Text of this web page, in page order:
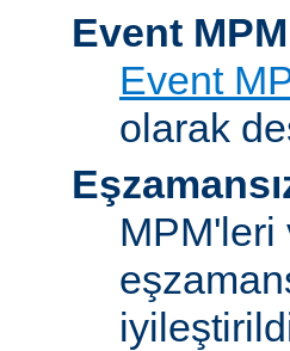
Event MPM
Event
olarak
MPM'leri